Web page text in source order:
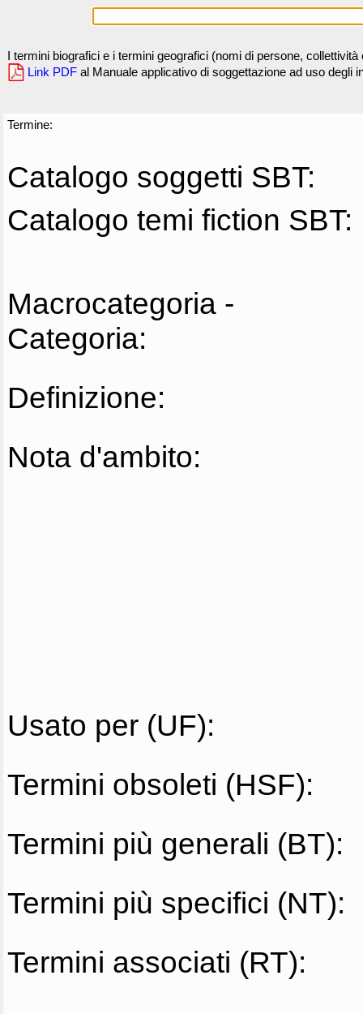
I termini biografici e i termini geografici (nomi di persone,
Link PDF al Manuale applicativo di soggettazione ad uso degli
Termine:
Catalogo soggetti SBT:
Catalogo temi fiction SBT:
Macrocategoria -
Categoria:
Definizione:
Nota d'ambito:
Usato per (UF):
Termini obsoleti (HSF):
Termini più generali (BT):
Termini più specifici (NT):
Termini associati (RT):